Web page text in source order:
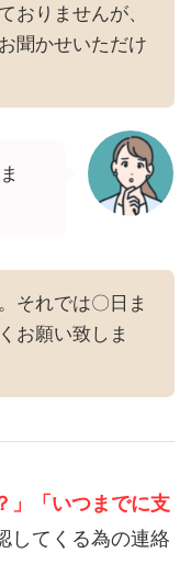
おりませんが、
聞かせいただけ
それでは〇日ま
お願い致しま
「いつまでに支
してくる為の連絡